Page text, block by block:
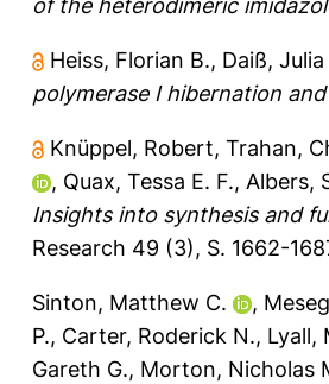
of the heterodimeric
Heiss, Florian B., Daiß, Julia
polymerase I hibernation
Knüppel, Robert, Trahan,
, Quax, Tessa E. F., Albers,
Insights into synthesis and
Research 49 (3), S. 1662-
Sinton, Matthew C. ,
P., Carter, Roderick N., Lyall,
Gareth G., Morton, Nicholas